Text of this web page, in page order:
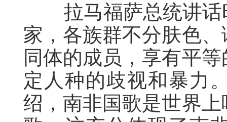
拉马福萨总统讲话
家，各族群不分肤色
同体的成员，享有平
定人种的歧视和暴力
绍，南非国歌是世界